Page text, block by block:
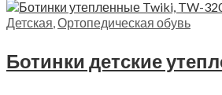
Детская,Ортопедическая обувь